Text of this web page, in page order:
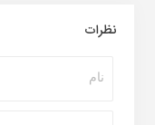
نظرات